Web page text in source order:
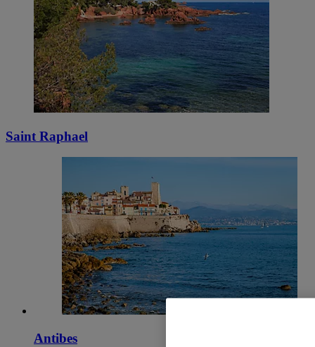
Saint Raphael
Antibes